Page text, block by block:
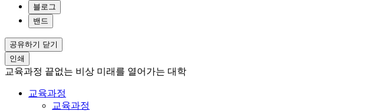
블로그
밴드
공유하기 닫기
인쇄
교육과정 끝없는 비상 미래를 열어가는 대학
교육과정
교육과정